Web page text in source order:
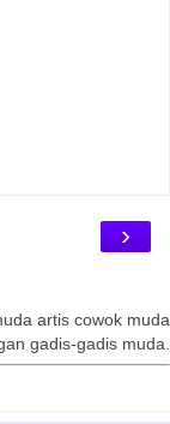
›
artis cowok muda
gadis-gadis muda.